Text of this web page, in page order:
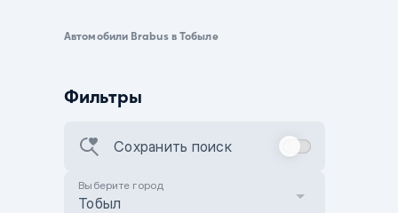
Автомобили Brabus в Тобыле
Фильтры
Сохранить поиск
Выберите город
Тобыл